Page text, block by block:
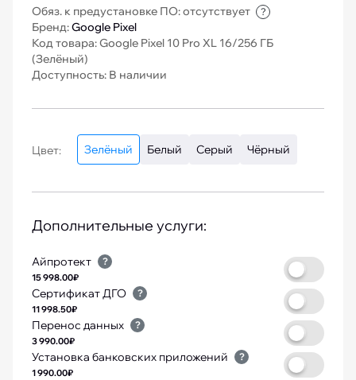
Обяз. к предустановке ПО: отсутствует ?
Бренд:Google Pixel
Код товара: Google Pixel 10 Pro XL 16/256 ГБ
(Зелёный)
Доступность: В наличии
Цвет: Зелёный Белый Серый Чёрный
Дополнительные услуги:
Айпротект ?
15 998.00₽
Сертификат ДГО ?
11 998.50₽
Перенос данных ?
3 990.00₽
Установка банковских приложений ?
1 990.00₽